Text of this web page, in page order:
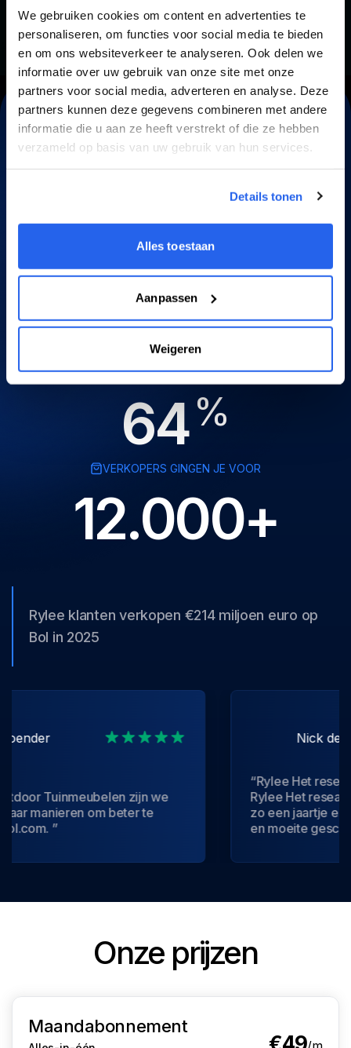
We gebruiken cookies om content en advertenties te
personaliseren, om functies voor social media te bieden
en om ons websiteverkeer te analyseren. Ook delen we
informatie over uw gebruik van onze site met onze
partners voor social media, adverteren en analyse. Deze
partners kunnen deze gegevens combineren met andere
informatie die u aan ze heeft verstrekt of die ze hebben
verzameld op basis van uw gebruik van hun services.
Details tonen
Alles toestaan
Aanpassen
Weigeren
Word ook een Bol
Samen laten we jouw
Bol-business maximaal groeien
MEER VERKOOP OP BOL.COM
64%
VERKOPERS GINGEN JE VOOR
12.000+
Rylee klanten verkopen €214 miljoen euro op
Bol in 2025
beter te
“Rylee Het research product,
Rylee Het research product, Ik heb rylee nu
zo een jaartje en het heeft mij
en moeite gescheeld. Daarbij is het personeel
Kortom top service!”
Onze prijzen
Maandabonnement